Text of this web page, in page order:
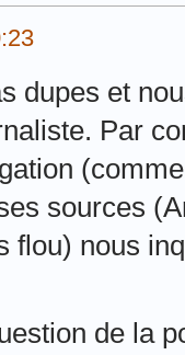
dupes et
Par
sources
flou) nous
de la